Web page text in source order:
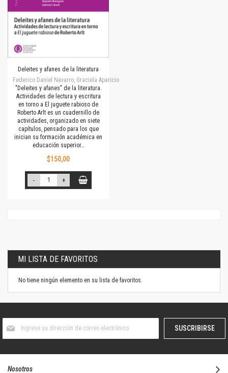
Deleites y afanes de la literatura
Federico Daniel Navarro, Graciela Aparicio
"Deleites y afanes" de la literatura.
Actividades de lectura y escritura
en torno a El juguete rabioso de
Roberto Arlt es un cuadernillo de
actividades, organizado en siete
capítulos, pensado para los que
inician su formación académica en
educación superior…
$150,00
- +
MI LISTA DE FAVORITOS
No tiene ningún elemento en su lista de favoritos.
boletín
SUSCRIBIRSE
Nosotros